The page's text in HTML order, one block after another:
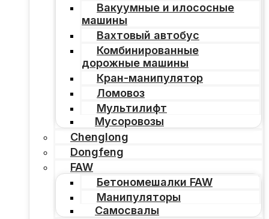
Вакуумные и илососные
машины
Вахтовый автобус
Комбинированные
дорожные машины
Кран-манипулятор
Ломовоз
Мультилифт
Мусоровозы
Chenglong
Dongfeng
FAW
Бетономешалки FAW
Манипуляторы
Самосвалы